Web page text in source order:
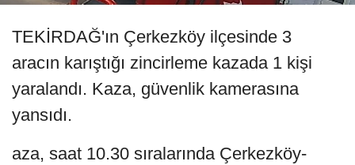
TEKİRDAĞ'ın Çerkezköy ilçesinde 3
aracın karıştığı zincirleme kazada 1 kişi
yaralandı. Kaza, güvenlik kamerasına
yansıdı.
aza, saat 10.30 sıralarında Çerkezköy-